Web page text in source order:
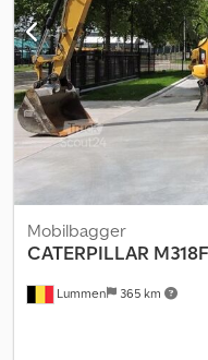
Lummen 365 km
Mobilbagger
CATERPILLAR M318F